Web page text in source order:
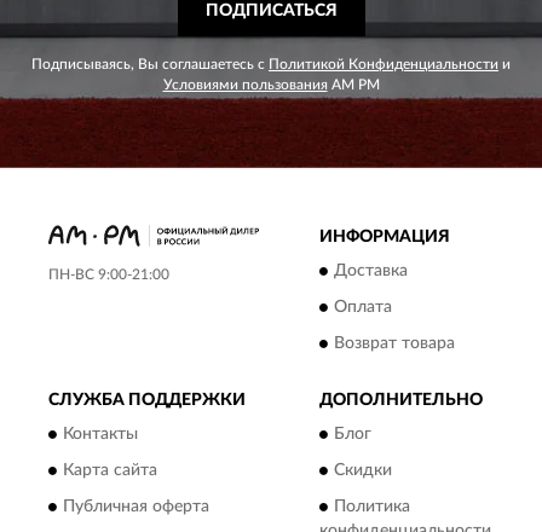
ПОДПИСАТЬСЯ
Подписываясь, Вы соглашаетесь с Политикой Конфиденциальности и
Условиями пользования AM PM
ПН-ВС 9:00-21:00
ИНФОРМАЦИЯ
Доставка
Оплата
Возврат товара
СЛУЖБА ПОДДЕРЖКИ
Контакты
Карта сайта
Публичная оферта
ДОПОЛНИТЕЛЬНО
Блог
Скидки
Политика